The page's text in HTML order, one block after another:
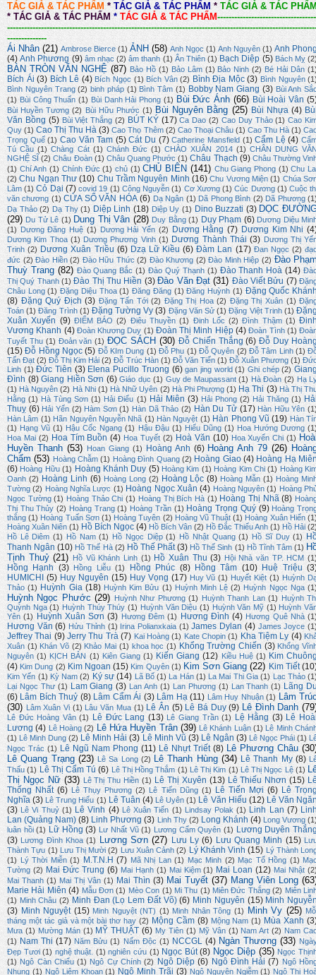
TÁC GIẢ & TÁC PHẨM * TÁC GIẢ & TÁC PHẨM * TÁC GIẢ & TÁC
* TÁC GIẢ & TÁC PHẨM * TÁC GIẢ & TÁC PHẨM-----------------------------------
--------------
Ái Nhân (21) Ambrose Bierce (1) ẢNH (58) Anh Ngọc (1) Anh Nguyên (1) Anh
(4) Anh Phương (9) âm nhạc (2) âm thanh (1) Ân Thiên (1) Bạch Diệp (5) Bách Mỵ
BÀN TRÒN VĂN NGHỆ (87) Bảo Hồ (1) Bảo Lâm (1) Bảo Ninh (2) Bé Hải Dân
Bích Ái (3) Bích Lê (4) Bích Ngọc (1) Bích Vân (2) Bình Địa Mộc (3) Bình Nguyên
Bình Nguyên Trang (2) binh pháp (1) Bình Tâm (1) Bobby Nam Giang (3) Bùi Anh
(1) Bùi Công Thuấn (1) Bùi Danh Hải Phong (1) Bùi Đức Ánh (66) Bùi Hoài Vân
Bùi Huyền Tương (2) Bùi Hữu Phước (1) Bùi Nguyên Bằng (25) Bùi Nhựa (4)
Văn Bồng (5) Bùi Việt Thắng (2) BÚT KÝ (17) Ca Dao (2) Cao Duy Thảo (1) Cao
Quy (1) Cao Thị Thu Hà (3) Cao Thọ Thêm (2) Cao Thoại Châu (1) Cao Thu Hà (1)
Trọng Quế (1) Cao Văn Tam (5) Cát Du (7) Catherine Mansfield (1) Cẩm Lệ (4)
Tú Cầu (1) Chàng Cát (1) Chánh Đức (1) CHÀO XUÂN 2014 (1) CHÂN DUNG
NGHỆ SĨ (2) Châu Đoàn (1) Châu Quang Phước (1) Châu Thạch (9) Châu Thường
(1) Chí Anh (1) Chính Đức (1) chủ (1) CHỦ BIÊN (141) Chu Giang Phong (1) Chu
(2) Chu Ngạn Thư (10) Chu Trầm Nguyên Minh (16) Chu Vương Miện (1) Chúa
Lâm (1) Cỏ Dại (7) covid 19 (1) Công Nguyễn (1) Cơ Xương (1) Cúc Dương (1) Cuộc
văn chương (1) CỬA SỔ VĂN HÓA (6) Dạ Ngân (1) Dã Phong Bình (2) Dã Phương
Dạ Thảo (2) Dạ Thy (1) Diệp Linh (18) Diệp Uy (1) Dino Buzzati (3) DỌC
(29) Du Tử Lê (1) Dung Thị Vân (28) Duy Bằng (1) Duy Phạm (6) Dương Diệu
(1) Dương Đăng Huệ (1) Dương Hải Yến (2) Dương Hằng (7) Dương Kim Nhi
Dương Kim Thoa (1) Dương Phương Vinh (1) Dương Thành Thái (3) Dương Thị
Trinh (2) Dương Xuân Triều (6) Dzạ Lữ Kiều (6) Đàm Lan (17) Đan Ngọc (2)
đức (2) Đào Hiền (2) Đào Hữu Thức (2) Đào Khương (2) Đào Minh Hiệp (2) Đào
Thuỳ Trang (82) Đào Quang Bắc (1) Đào Quý Thạnh (1) Đào Thanh Hoà (14)
Thị Quý Thanh (1) Đào Thị Thu Hiền (3) Đào Văn Đạt (31) Đào Viết Bửu (7)
Châu Long (1) Đặng Diệu Thoa (1) Đăng Đăng (1) Đăng Huỳnh (1) Đặng Quốc
(8) Đặng Quý Địch (3) Đặng Tấn Tới (2) Đặng Thị Hoa (2) Đặng Thị Xuân (1)
Toán (1) Đăng Trình (1) Đặng Tường Vy (3) Đặng Văn Sử (1) Đặng Việt Trinh (1)
Xuân Xuyến (9) ĐIỂM BÁO (2) Điêu Thuyền (1) Đinh Lốc (2) Đình Thậm (1)
Vương Khanh (4) Đoàn Khương Duy (1) Đoàn Thị Minh Hiệp (4) Đoàn Tình (1)
Tuyết Thu (1) Đoản văn (1) ĐỌC SÁCH (30) Đỗ Chiến Thắng (6) Đỗ Duy
(15) Đỗ Hồng Ngọc (5) Đỗ KIm Dung (1) Đỗ Phu (1) Đỗ Quyên (2) Đỗ Tâm Linh (1)
Tấn Đạt (2) Đỗ Thị Kim Hải (2) Đỗ Trúc Hàn (1) Đỗ Văn Tiến (1) Đỗ Xuân Phương (1)
Linh (1) Đức Tiên (3) Elena Pucillo Truong (6) gan jing world (1) Ghi chép (2)
Đình (8) Giang Hiền Sơn (6) Giáo dục (1) Guy de Maupassant (1) Hà Đoàn (2) Hạ
(1) Hà Nguyên (2) Hà Nhi (1) Hà Nhữ Uyên (2) Hà Phi Phượng (1) Hạ Thi (3) Hà Thị
Hằng (1) Hà Tùng Sơn (1) Hải Điểu (1) Hải Miên (3) Hải Phong (2) Hải Thăng (1)
Thuỵ (6) Hải Yến (2) Hàm Sơn (1) Hàn Dã Thảo (2) Hàn Du Tử (17) Hàn Hữu Yên
Hàn Lâm (1) Hãn Nguyên Nguyễn Nhã (1) Hàn Nguyệt (1) Hàn Phong Vũ (19) Hàn
(1) Hạng Vũ (1) Hậu Cốc Ngang (1) Hậu Đậu (1) Hiếu Dũng (1) Hoa Hướng Dương
Hoa Mai (2) Hoa Tím Buồn (4) Hoa Tuyết (2) Hoà Văn (10) Hoa Xuyến Chi (1)
Huyền Thanh (53) Hoan Giang (1) Hoàng Anh (6) Hoàng Anh 79 (26)
Chẩm (53) Hoàng Chẫm (1) Hoàng Đình Quang (2) Hoàng Giao (4) Hoàng Hạ
(6) Hoàng Hữu (1) Hoàng Khánh Duy (5) Hoàng Kim (1) Hoàng Kim Chi (1) Hoàng
Oanh (2) Hoàng Linh (6) Hoàng Long (2) Hoàng Lộc (8) Hoàng Mẫn (1) Hoàng
Tường (2) Hoàng Nghĩa Lược (1) Hoàng Ngọc Xuân (4) Hoàng Nguyên (1) Hoàng
Ngọc Tường (1) Hoàng Thảo Chi (1) Hoàng Thị Bích Hà (1) Hoàng Thị Nhã (8)
Thị Thu Thủy (2) Hoàng Trang (1) Hoàng Trần (1) Hoàng Trọng Quý (9) Hoàng
thắng (1) Hoàng Tuấn Sơn (1) Hoàng Tuyên (2) Hoàng Vũ Thuật (1) Hoàng Xuân Hiến
Hoàng Xuân Niên (1) Hồ Bích Ngọc (4) Hồ Bích Vân (2) Hồ Đắc Thiếu Anh (1) Hồ Hải
Hồ Lê Diêm (1) Hồ Nam (1) Hồ Ngọc Diệp (1) Hồ Nhật Quang (1) Hồ Sĩ Duy (1)
Thanh Ngân (10) Hồ Thế Hà (2) Hồ Thế Phất (3) Hồ Thế Sinh (1) Hồ Tĩnh Tâm (1)
Tịnh Thuỷ (21) Hồ Vũ Khánh Linh (1) Hồ Xuân Thu (3) Hội Nhà văn TP. HCM
Hồng Hạnh (3) Hồng Liễu (1) Hồng Phúc (8) Hồng Tâm (10) Huệ Triệu
HUMICHI
(5) Huy Nguyên (15) Huy Vọng (17) Huy Vũ (1) Huyết Kiệt (1) Huỳnh
Thảo (1) Huỳnh Gia (18) Huỳnh Kim Bửu (1) Huỳnh Minh Lệ (2) Huỳnh Ngọc Nga
Huỳnh Ngọc Phước (29) Huỳnh Như Phương (1) Huỳnh Thanh Lan (1)
Huỳnh
Quỳnh Nga (1) Huỳnh Thúy Thúy (1) Huỳnh Văn Diệu (1) Huỳnh Văn Mỹ (1) Huỳnh
Yên (1) Huỳnh Xuân Sơn (3) Hương Đêm (1) Hương Đình (4) Hương Quê Nhà
Hương Văn (6) Hửu Thỉnh (1) Irina Polianxkaia (1) James Dylan (4) James Joyce
Jeffrey Thai (9) Jerry Thu Trà (7) Kai Hoàng (1) Kate Chopin (1) Kha Tiệm Ly (4)
Xuân (1) Khán Võ (2) Khảo Mai (1) khoa học (1) Khổng Trường Chiến (3) Khổng
Nguyên (1) KỊCH BẢN (1) Kiên Giang (1) Kiến Giang (12) Kiều Huệ (1) Kim
(4) Kim Dung (2) Kim Ngoan (15) Kim Quyên (1) Kim Sơn Giang (22) Kim Tiết
Kim Yến (1) Kỳ Nam (2) Ký sự (14) Lã Bố (1) La Hán (1) La Mai Thi Gia (1) Lạc Thảo
Lại Ngọc Thư (1) Lam Giang (3) Lan Anh (1) Lan Phương (1) Lan Thanh (1) Lãng
(6) Lâm Bích Thuỷ (8) Lâm Cẩm Ái (3) Lâm Hạ (11) Lâm Huy Nhuận (1) Lâm
(30) Lâm Xuân Vi (1) Lâu Văn Mua (1) Lê Ân (5) Lê Bá Duy (9) Lê Đình Danh
Lê Đức Hoàng Vân (1) Lê Đức Lang (13) Lê Giang Trần (1) Lệ Hằng (3) Lê
Lương (4) Lê Hoàng (2) Lê Hứa Huyền Trân (39) Lê Khánh Luận (1) Lê Minh
(1) Lê Minh Dung (2) Lê Minh Hải (3) Lê Minh Vũ (3) Lê Ngân (3) Lê Ngọc Phái (1)
Ngọc Trác (1) Lê Ngũ Nam Phong (11) Lê Nhựt Triết (8) Lê Phương Châu
Lê Quang Trạng (23) Lê Sa Long (2) Lê Thanh Hùng (34) Lê Thanh My (8)
Thấu (1) Lê Thị Cẩm Tú (6) Lê Thị Hồng Thắm (1) Lê Thị Kim (1) Lê Thị Ngọc Lệ (1)
Thị Ngọc Nữ (33) Lê Thị Thu Hiền (1) Lê Thị Xuyên (13) Lê Thiếu Nhơn (15)
Thống Nhất (6) Lê Thụy Phương (2) Lê Tiến Dũng (1) Lê Tiến Mợi (6) Lê
Nghĩa (3) Lê Trung Hiếu (1) Lê Tuân (4) Lê Uyên (1) Lê Văn Hiếu (12) Lê Văn
(3) Lê Vi Thuỷ (1) Lê Vinh (4) Lê Xuân Tiến (1) Lindsay Polak (1) Linh Lan (7)
Lan (Quảng Nam) (8) Linh Phương (3) Linh Thy (2) Long Khánh (4) Long Vương
luân hồi (1) Lữ Hồng (3) Lư Nhất Vũ (1) Lương Cẩm Quyên (1) Lương Duyên
(3) Lương Đình Khoa (1) Lương Sơn (27) Lưu Ly (6) Lưu Quang Minh (15)
Thành Tựu (1) Lưu Thị Mười (2) Lưu Xuân Cảnh (2) Lý Khánh Vinh (15) Lý Thành
(1)
Lý Thời Miễn (1) M.T.N.H (7) Mã Nhị Lan (1) Mạc Minh (2) Mạc Tố Hồng (1)
Tường (2) Mai Đức Trung (6) Mai Hạnh (1) Mai Kiệm (1) Mai Loan (12) Mai Nhật
Mai Thanh (1) Mai Thị Vân (1) Mai Thìn (3) Mai Tuyết (37) Mang Viên Long
Marie Hải Miên (4) Mẫu Đơn (1) Mèo Con (1) Mi Thu (1) Miên Đức Thắng (2) Miên
(1) Minh Châu (2) Minh Đan (Lọ Lem Đất Võ) (6) Minh Nguyên (15) Minh
(3) Minh Nguyệt (15) Minh Nguyệt (NT) (1) Minh Nhân Tông (1) Minh Vy (25)
tháng một tác giả và một bài thơ hay (2) Mộng Cầm (8) Mộng Nam (1) Mùa Xanh
Mưa (1) Mường Mán (1) MỸ THUẬT (6) My Tiên (1) Mỹ Vân (1) Nam Art (2) Nam
(1) Nam Thi (17) Năm Bửu (1) Nấm Độc (1) NCCGL (4) Ngàn Thương (33)
Đẹp Tươi (1) nghệ thuật. (1) nghiên cứu (1) Ngọc Bút (8) Ngọc Diệp (35) Ngọc
(1) Ngô Càn Chiểu (1) Ngô Cự Chính (2) Ngô Diệp (6) Ngô Đình Hải (7) Ngô
Nhung (1) Ngô Liêm Khoan (1) Ngô Minh Trãi (3) Ngô Nguyên Ngiễm (1) Ngô Thị